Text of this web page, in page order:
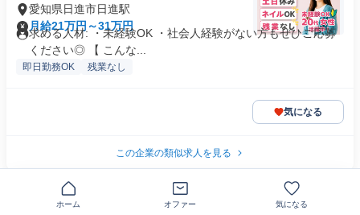
愛知県日進市日進駅
月給21万円～31万円
求める人材: ・未経験OK ・社会人経験がない方もぜひご応募
ください◎ 【 こんな...
即日勤務OK 残業なし
気になる
この企業の類似求人を見る
スーパーバイザー エリアマネージャ 株式会社 トリドー
ホーム オファー 気になる